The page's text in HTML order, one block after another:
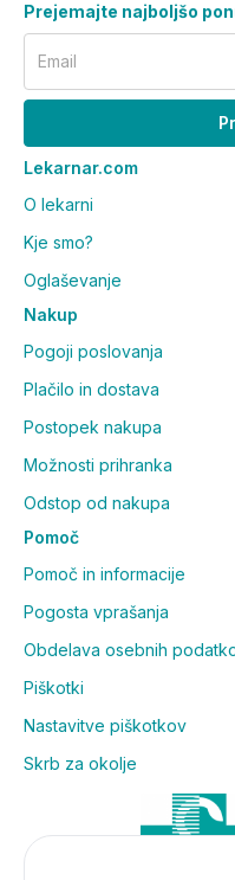
Prejemajte najboljšo
Email
Lekarnar.com
O lekarni
Kje smo?
Oglaševanje
Nakup
Pogoji poslovanja
Plačilo in dostava
Postopek nakupa
Možnosti prihranka
Odstop od nakupa
Pomoč
Pomoč in informacije
Pogosta vprašanja
Obdelava osebnih
Piškotki
Nastavitve piškotkov
Skrb za okolje